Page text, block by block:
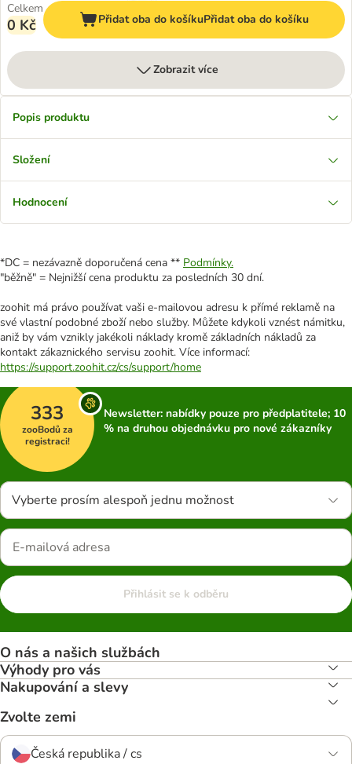
Celkem
0 Kč Přidat oba do košíkuPřidat oba do košíku
Zobrazit více
Popis produktu
Složení
Hodnocení
*DC = nezávazně doporučená cena ** Podmínky.
"běžně" = Nejnižší cena produktu za posledních 30 dní.
zoohit má právo používat vaši e-mailovou adresu k přímé reklamě na
své vlastní podobné zboží nebo služby. Můžete kdykoli vznést námitku,
aniž by vám vznikly jakékoli náklady kromě základních nákladů za
kontakt zákaznického servisu zoohit. Více informací:
https://support.zoohit.cz/cs/support/home
333
zooBodů za
registraci!
Newsletter: nabídky pouze pro předplatitele; 10
% na druhou objednávku pro nové zákazníky
Vyberte prosím alespoň jednu možnost
Přihlásit se k odběru
O nás a našich službách
Výhody pro vás
Nakupování a slevy
Zvolte zemi
Česká republika / cs